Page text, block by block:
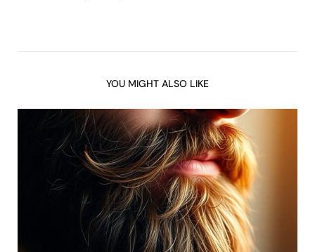
YOU MIGHT ALSO LIKE